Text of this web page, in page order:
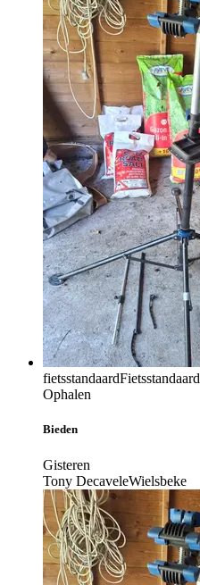
fietsstandaardFietsstandaard
Ophalen
Bieden
Gisteren
Tony DecaveleWielsbeke